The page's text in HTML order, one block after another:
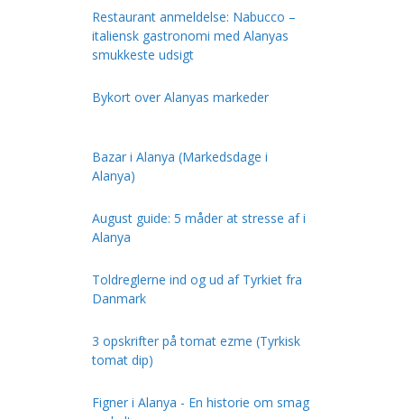
Restaurant anmeldelse: Nabucco –
italiensk gastronomi med Alanyas
smukkeste udsigt
Bykort over Alanyas markeder
Bazar i Alanya (Markedsdage i
Alanya)
August guide: 5 måder at stresse af i
Alanya
Toldreglerne ind og ud af Tyrkiet fra
Danmark
3 opskrifter på tomat ezme (Tyrkisk
tomat dip)
Figner i Alanya - En historie om smag